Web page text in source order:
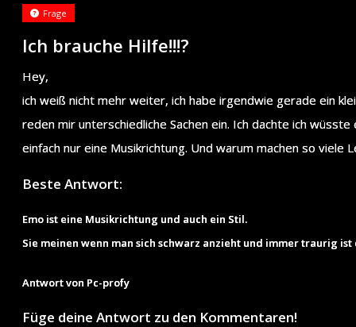
Ich brauche Hilfe!!!?
Frage
Hey,
ich weiß nicht mehr weiter, ich habe irgendwie gerade ein
reden mir unterschiedliche Sachen ein. Ich dachte ich
einfach nur eine Musikrichtung. Und warum machen so viele
Beste Antwort:
Emo ist eine Musikrichtung und auch ein Stil.
Sie meinen wenn man sich schwarz anzieht und immer traurig ist
Antwort von Pc-profy
Füge deine Antwort zu den Kommentaren!